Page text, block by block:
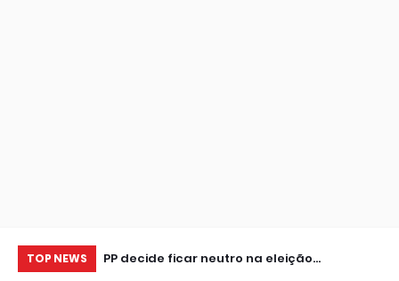
TOP NEWS
de seguros,
PP decide ficar neutro na eleição